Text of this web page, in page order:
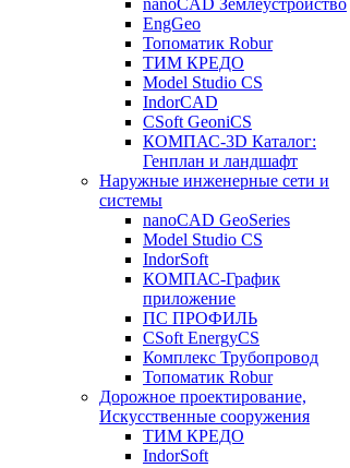
nanoCAD Землеустройство
EngGeo
Топоматик Robur
ТИМ КРЕДО
Model Studio CS
IndorCAD
CSoft GeoniCS
КОМПАС-3D Каталог:
Генплан и ландшафт
Наружные инженерные сети и
системы
nanoCAD GeoSeries
Model Studio CS
IndorSoft
КОМПАС-График
приложение
ПС ПРОФИЛЬ
CSoft EnergyCS
Комплекс Трубопровод
Топоматик Robur
Дорожное проектирование,
Искусственные сооружения
ТИМ КРЕДО
IndorSoft